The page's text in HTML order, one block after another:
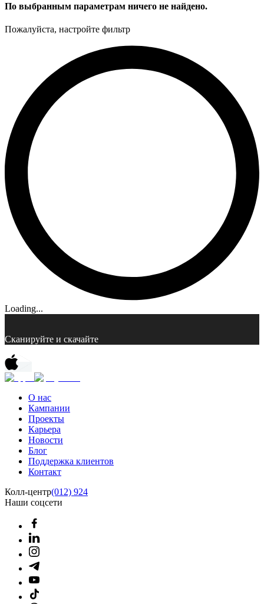
По выбранным параметрам ничего не найдено.
Пожалуйста, настройте фильтр
Loading...
Сканируйте и скачайте
О нас
Кампании
Проекты
Карьера
Новости
Блог
Поддержка клиентов
Контакт
Колл-центр(012) 924
Наши соцсети